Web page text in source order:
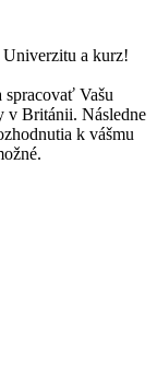
a kurz!
Vašu
v Británii. Následne
k vášmu